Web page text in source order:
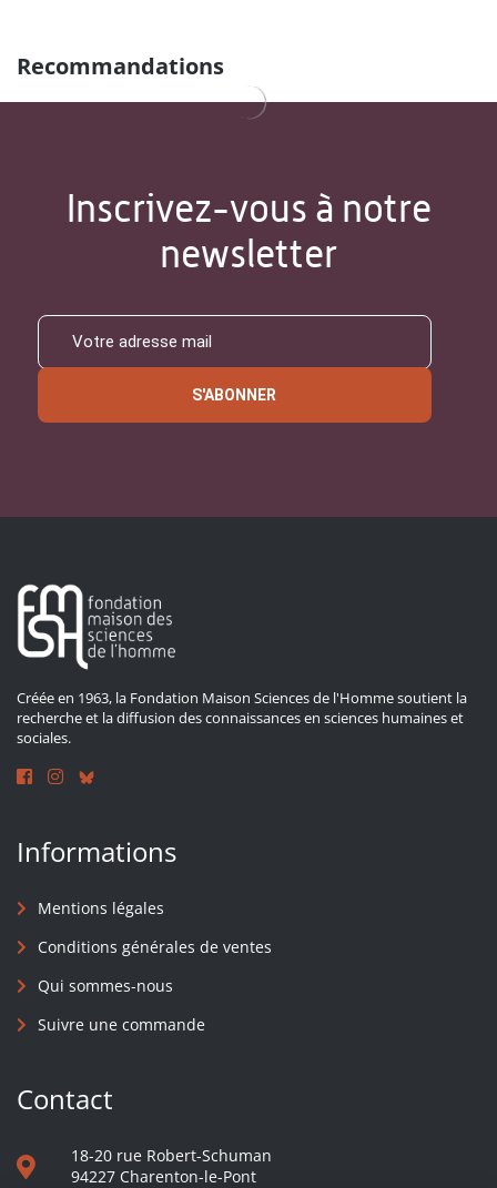
Recommandations
Inscrivez-vous à notre
newsletter
S'ABONNER
Créée en 1963, la Fondation Maison Sciences de l'Homme soutient la
recherche et la diffusion des connaissances en sciences humaines et
sociales.
Informations
Mentions légales
Conditions générales de ventes
Qui sommes-nous
Suivre une commande
Contact
18-20 rue Robert-Schuman
94227 Charenton-le-Pont